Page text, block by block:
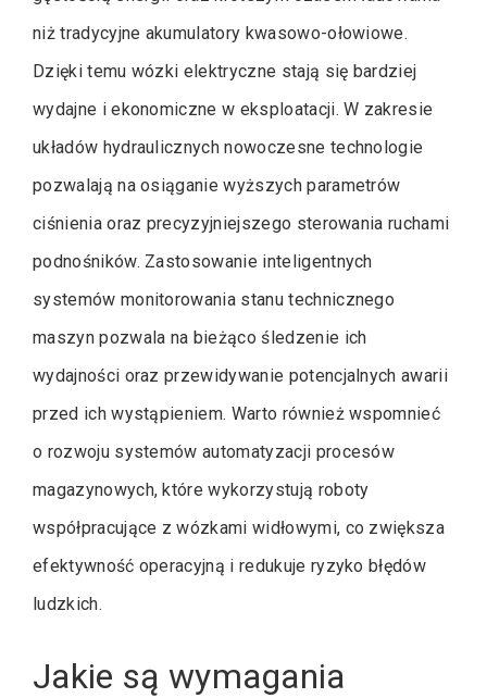
niż tradycyjne akumulatory kwasowo-ołowiowe.
Dzięki temu wózki elektryczne stają się bardziej
wydajne i ekonomiczne w eksploatacji. W zakresie
układów hydraulicznych nowoczesne technologie
pozwalają na osiąganie wyższych parametrów
ciśnienia oraz precyzyjniejszego sterowania ruchami
podnośników. Zastosowanie inteligentnych
systemów monitorowania stanu technicznego
maszyn pozwala na bieżąco śledzenie ich
wydajności oraz przewidywanie potencjalnych awarii
przed ich wystąpieniem. Warto również wspomnieć
o rozwoju systemów automatyzacji procesów
magazynowych, które wykorzystują roboty
współpracujące z wózkami widłowymi, co zwiększa
efektywność operacyjną i redukuje ryzyko błędów
ludzkich.
Jakie są wymagania